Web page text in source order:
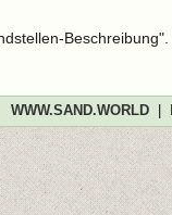
WWW.SAND.WORLD|